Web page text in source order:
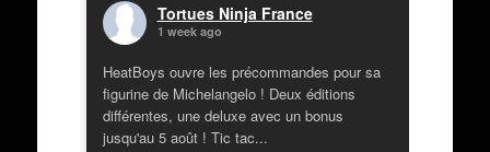
Tortues Ninja France
1 week ago
HeatBoys ouvre les précommandes pour sa
figurine de Michelangelo ! Deux éditions
différentes, une deluxe avec un bonus
jusqu'au 5 août ! Tic tac...